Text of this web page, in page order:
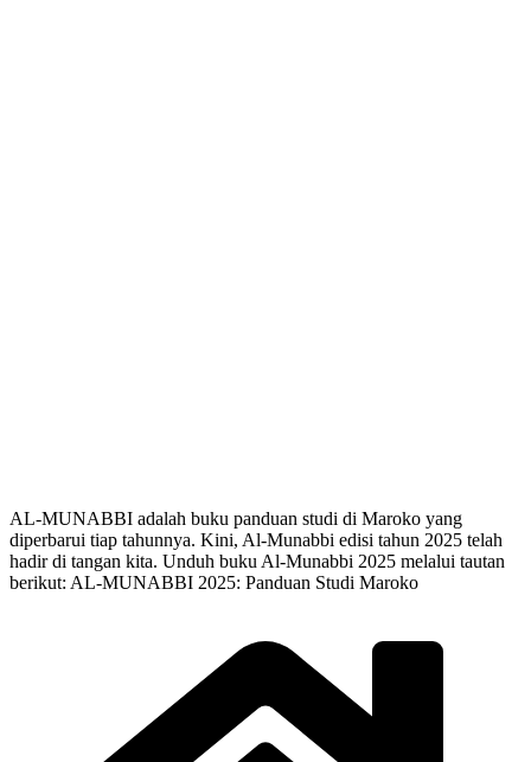
AL-MUNABBI adalah buku panduan studi di Maroko yang
diperbarui tiap tahunnya. Kini, Al-Munabbi edisi tahun 2025 telah
hadir di tangan kita. Unduh buku Al-Munabbi 2025 melalui tautan
berikut: AL-MUNABBI 2025: Panduan Studi Maroko